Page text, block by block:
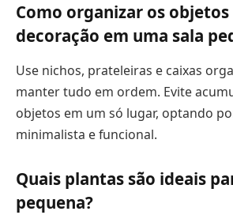
Como organizar os objetos
decoração em uma sala
Use nichos, prateleiras e caixas
manter tudo em ordem. Evite
objetos em um só lugar, optando
minimalista e funcional.
Quais plantas são ideais
pequena?